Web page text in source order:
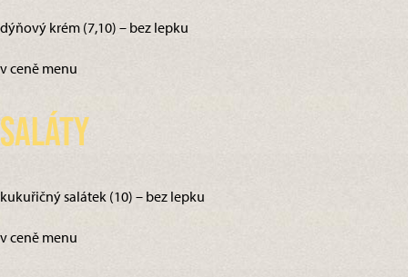
dýňový krém (7,10) – bez lepku
v ceně menu
Saláty
kukuřičný salátek (10) – bez lepku
v ceně menu